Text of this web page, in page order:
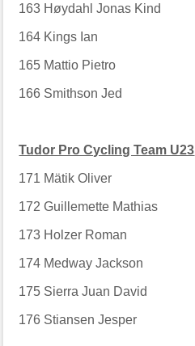
163 Høydahl Jonas Kind
164 Kings Ian
165 Mattio Pietro
166 Smithson Jed
Tudor Pro Cycling Team U23
171 Mätik Oliver
172 Guillemette Mathias
173 Holzer Roman
174 Medway Jackson
175 Sierra Juan David
176 Stiansen Jesper